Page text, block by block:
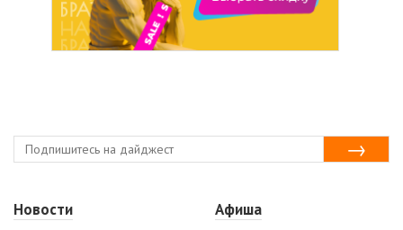
Новости
Афиша